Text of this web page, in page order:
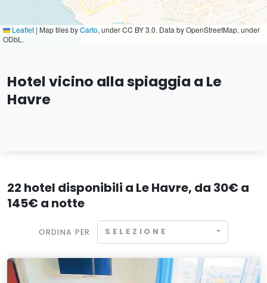
Leaflet | Map tiles byCarto, under CC BY 3.0. Data by OpenStreetMap, under
ODbL.
Hotel vicino alla spiaggia a Le
Havre
22 hotel disponibili a Le Havre, da 30€ a
145€ a notte
ORDINA PER SELEZIONE